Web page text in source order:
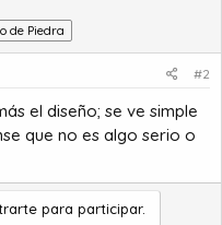
de Piedra
#2
el diseño; se ve simple
que no es algo serio o
para participar.